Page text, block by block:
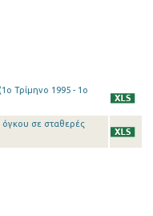
Τρίμηνο 1995 - 1o
όγκου σε σταθερές